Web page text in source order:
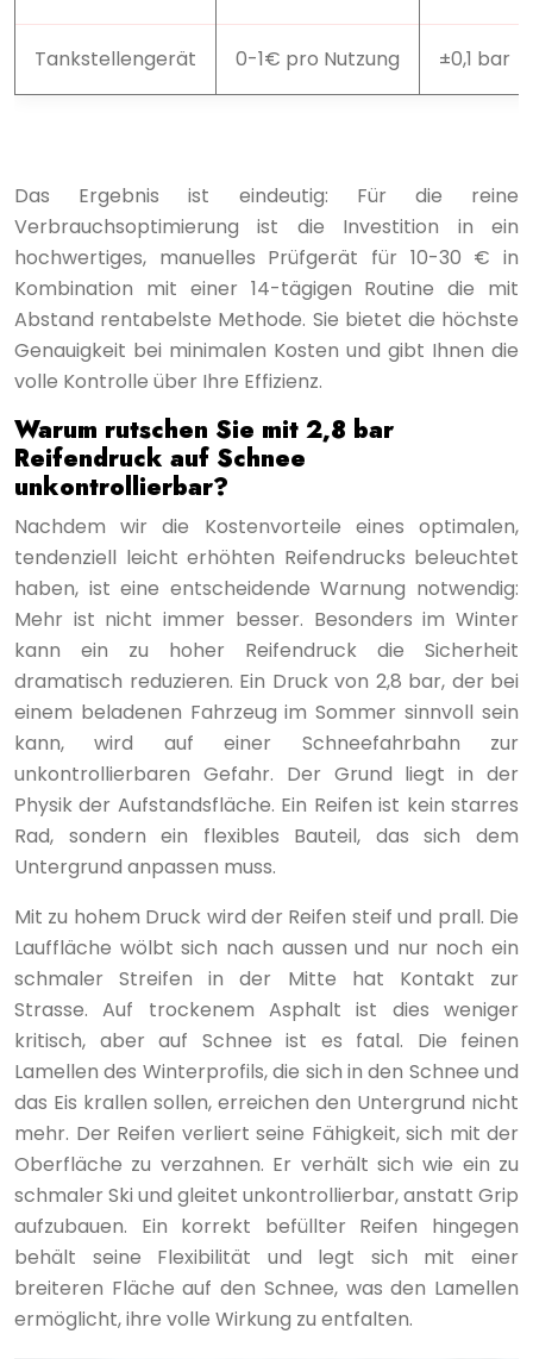
Tankstellengerät 0-1€ pro Nutzung ±0,1 bar
Das Ergebnis ist eindeutig: Für die reine
Verbrauchsoptimierung ist die Investition in ein
hochwertiges, manuelles Prüfgerät für 10-30 € in
Kombination mit einer 14-tägigen Routine die mit
Abstand rentabelste Methode. Sie bietet die höchste
Genauigkeit bei minimalen Kosten und gibt Ihnen die
volle Kontrolle über Ihre Effizienz.
Warum rutschen Sie mit 2,8 bar
Reifendruck auf Schnee
unkontrollierbar?
Nachdem wir die Kostenvorteile eines optimalen,
tendenziell leicht erhöhten Reifendrucks beleuchtet
haben, ist eine entscheidende Warnung notwendig:
Mehr ist nicht immer besser. Besonders im Winter
kann ein zu hoher Reifendruck die Sicherheit
dramatisch reduzieren. Ein Druck von 2,8 bar, der bei
einem beladenen Fahrzeug im Sommer sinnvoll sein
kann, wird auf einer Schneefahrbahn zur
unkontrollierbaren Gefahr. Der Grund liegt in der
Physik der Aufstandsfläche. Ein Reifen ist kein starres
Rad, sondern ein flexibles Bauteil, das sich dem
Untergrund anpassen muss.
Mit zu hohem Druck wird der Reifen steif und prall. Die
Lauffläche wölbt sich nach aussen und nur noch ein
schmaler Streifen in der Mitte hat Kontakt zur
Strasse. Auf trockenem Asphalt ist dies weniger
kritisch, aber auf Schnee ist es fatal. Die feinen
Lamellen des Winterprofils, die sich in den Schnee und
das Eis krallen sollen, erreichen den Untergrund nicht
mehr. Der Reifen verliert seine Fähigkeit, sich mit der
Oberfläche zu verzahnen. Er verhält sich wie ein zu
schmaler Ski und gleitet unkontrollierbar, anstatt Grip
aufzubauen. Ein korrekt befüllter Reifen hingegen
behält seine Flexibilität und legt sich mit einer
breiteren Fläche auf den Schnee, was den Lamellen
ermöglicht, ihre volle Wirkung zu entfalten.